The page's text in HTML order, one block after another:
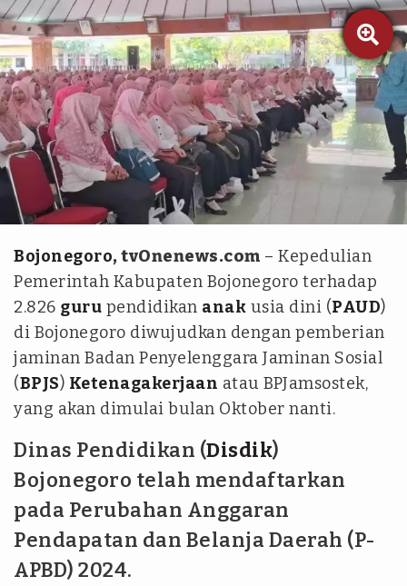

dewi rina
Bojonegoro, tvOnenews.com – Kepedulian
Pemerintah Kabupaten Bojonegoro terhadap
2.826 guru pendidikan anak usia dini (PAUD)
di Bojonegoro diwujudkan dengan pemberian
jaminan Badan Penyelenggara Jaminan Sosial
(BPJS) Ketenagakerjaan atau BPJamsostek,
yang akan dimulai bulan Oktober nanti.
Dinas Pendidikan (Disdik)
Bojonegoro telah mendaftarkan
pada Perubahan Anggaran
Pendapatan dan Belanja Daerah (P-
APBD) 2024.